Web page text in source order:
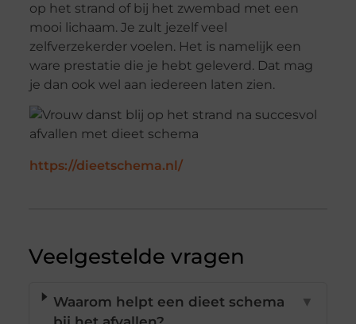
op het strand of bij het zwembad met een
mooi lichaam. Je zult jezelf veel
zelfverzekerder voelen. Het is namelijk een
ware prestatie die je hebt geleverd. Dat mag
je dan ook wel aan iedereen laten zien.
https://dieetschema.nl/
Veelgestelde vragen
Waarom helpt een dieet schema
▼